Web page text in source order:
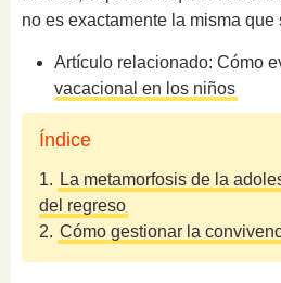
no es exactamente la misma que
Artículo relacionado: Cómo
vacacional en los niños
Índice
1. La metamorfosis de la
del regreso
2. Cómo gestionar la